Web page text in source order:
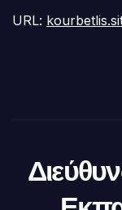
URL: